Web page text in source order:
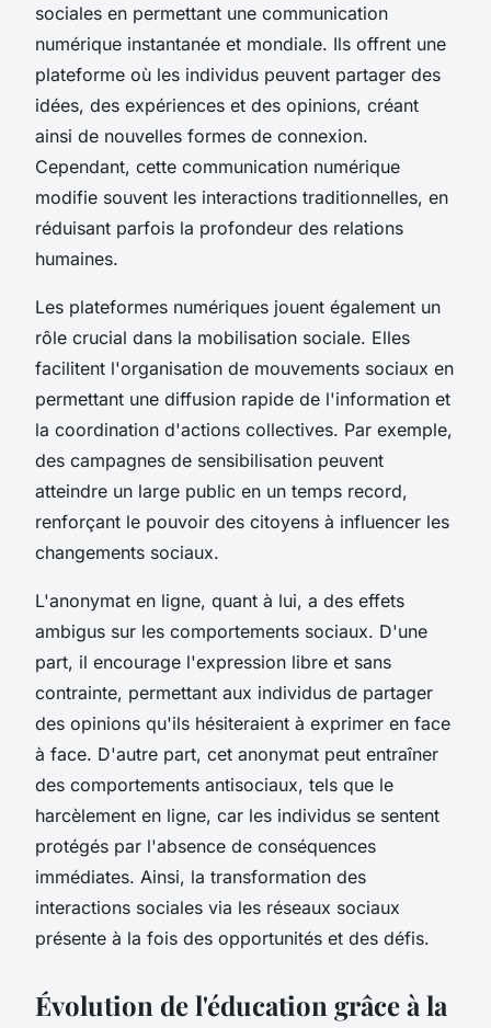
sociales en permettant une communication
numérique instantanée et mondiale. Ils offrent une
plateforme où les individus peuvent partager des
idées, des expériences et des opinions, créant
ainsi de nouvelles formes de connexion.
Cependant, cette communication numérique
modifie souvent les interactions traditionnelles, en
réduisant parfois la profondeur des relations
humaines.
Les plateformes numériques jouent également un
rôle crucial dans la mobilisation sociale. Elles
facilitent l'organisation de mouvements sociaux en
permettant une diffusion rapide de l'information et
la coordination d'actions collectives. Par exemple,
des campagnes de sensibilisation peuvent
atteindre un large public en un temps record,
renforçant le pouvoir des citoyens à influencer les
changements sociaux.
L'anonymat en ligne, quant à lui, a des effets
ambigus sur les comportements sociaux. D'une
part, il encourage l'expression libre et sans
contrainte, permettant aux individus de partager
des opinions qu'ils hésiteraient à exprimer en face
à face. D'autre part, cet anonymat peut entraîner
des comportements antisociaux, tels que le
harcèlement en ligne, car les individus se sentent
protégés par l'absence de conséquences
immédiates. Ainsi, la transformation des
interactions sociales via les réseaux sociaux
présente à la fois des opportunités et des défis.
Évolution de l'éducation grâce à la